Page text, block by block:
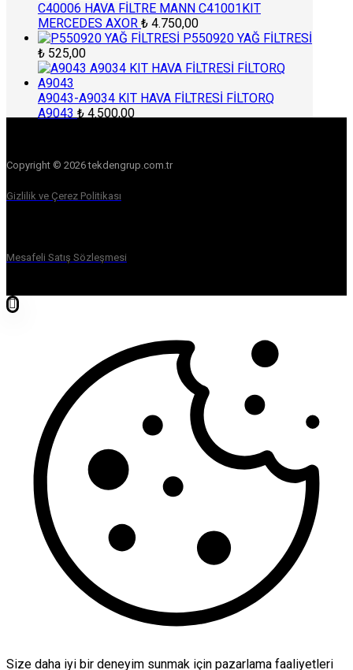
C40006 HAVA FİLTRE MANN C41001KIT
MERCEDES AXOR ₺ 4.750,00
P550920 YAĞ FİLTRESİ
₺ 525,00
A9043-A9034 KIT HAVA FİLTRESİ FİLTORQ
A9043 ₺ 4.500,00
Copyright © 2026 tekdengrup.com.tr
Gizlilik ve Çerez Politikası
Mesafeli Satış Sözleşmesi
Size daha iyi bir deneyim sunmak için pazarlama faaliyetleri